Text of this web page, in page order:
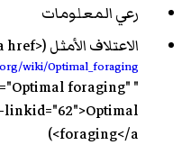
رعي المعلومات
الاعتلاف الأمثل (<a href="
wiki/Optimal_foraging
foraging"
foraging</a>)